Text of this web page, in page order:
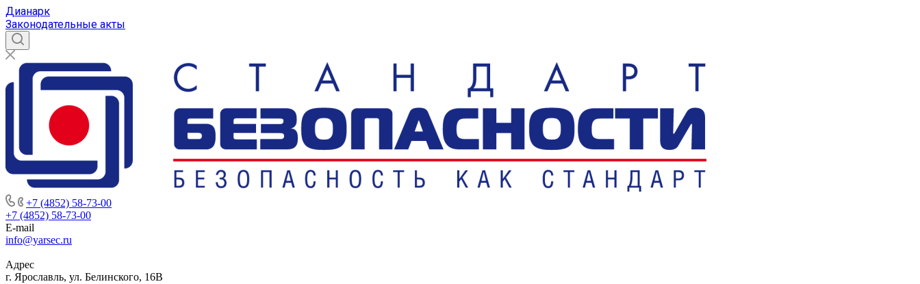
Дианарк
Законодательные акты
+7 (4852) 58-73-00
+7 (4852) 58-73-00
E-mail
info@yarsec.ru
Адрес
г. Ярославль, ул. Белинского, 16В